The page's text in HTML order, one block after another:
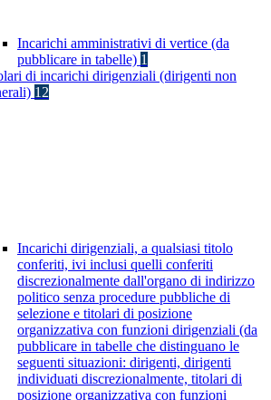
Incarichi amministrativi di vertice (da
pubblicare in tabelle) 1
di incarichi dirigenziali (dirigenti non
12
Incarichi dirigenziali, a qualsiasi titolo
conferiti, ivi inclusi quelli conferiti
discrezionalmente dall'organo di indirizzo
politico senza procedure pubbliche di
selezione e titolari di posizione
organizzativa con funzioni dirigenziali (da
pubblicare in tabelle che distinguano le
seguenti situazioni: dirigenti, dirigenti
individuati discrezionalmente, titolari di
posizione organizzativa con funzioni